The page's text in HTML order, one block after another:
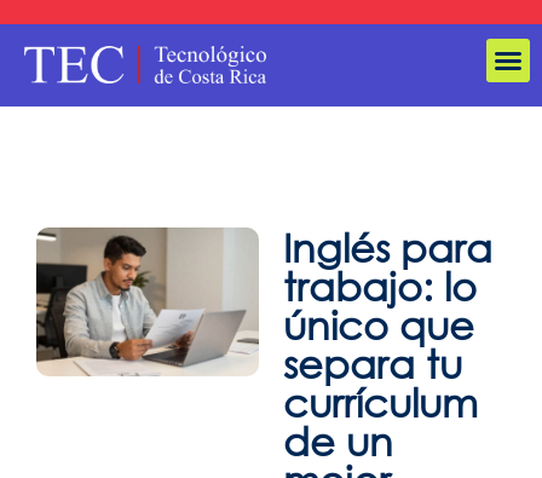
Inglés para
trabajo: lo
único que
separa tu
currículum
de un